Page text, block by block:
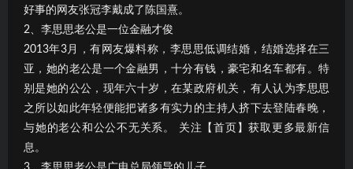
好事的网友张冠李戴成了陈国熹。
2、李思思老公是一位金融才俊
2013年3月，有网友爆料称，李思思低调结婚，结婚选择在三
亚，她的老公是一个金融男，十分有钱，豪宅和名车都有。特
别是她的公公，现年六十岁，在某政府机关，有人认为李思思
之所以如此年轻便能把诸多有实力的主持人挤下去登陆春晚，
与她的老公和公公不无关系。 关注【首页】获取更多最新信
息。